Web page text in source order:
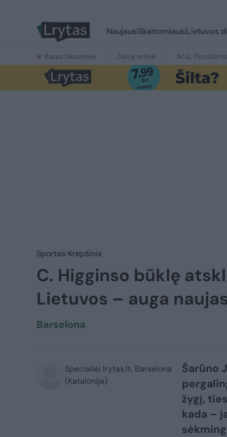
NaujausiSkaitomiausiLietuvos
Karas Ukrainoje Žalioji erdvė Ačiū,
Sportas Krepšinis
C. Higginso būklę
Lietuvos – auga
Barselona
Specialiai lrytas.lt, Barselona
(Katalonija)
Šarūno
žygį,
kada –